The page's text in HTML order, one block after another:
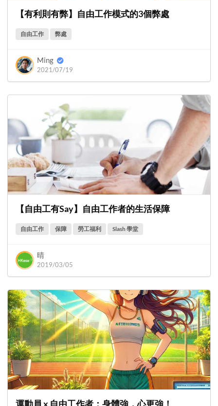
【有利則有弊】自由工作模式的3個弊處
自由工作 弊處
Ming
2021/07/19
【自由工有Say】自由工作者的生活保障
自由工作 保障 勞工福利 Slash 學堂
晴
2019/03/05
運動員 x 自由工作者：身體強，心更強！